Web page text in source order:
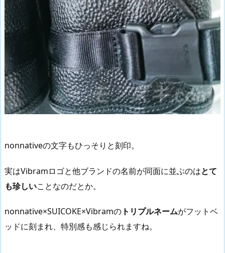
nonnativeの文字もひっそりと刻印。
実はVibramロゴと他ブランドの名前が同面に並ぶのはとて
も珍しいことなのだとか。
nonnative×SUICOKE×Vibramの トリプルネームがフットベ
ッドに刻まれ、特別感も感じられますね。